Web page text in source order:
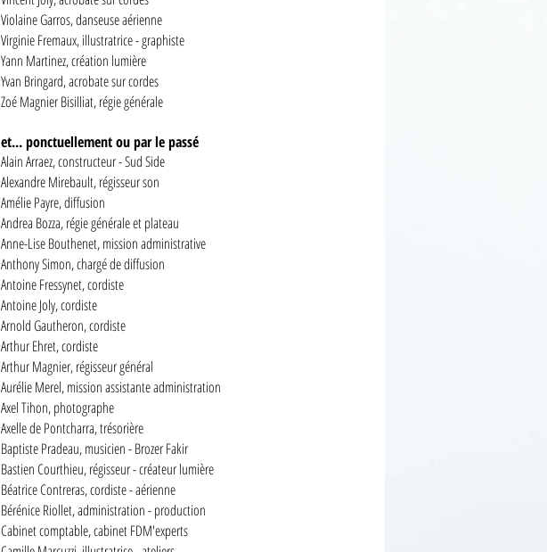
Violaine Garros, danseuse aérienne
Virginie Fremaux, illustratrice - graphiste
Yann Martinez, création lumière
Yvan Bringard, acrobate sur cordes
Zoé Magnier Bisilliat, régie générale
et... ponctuellement ou par le passé
Alain Arraez, constructeur - Sud Side
Alexandre Mirebault, régisseur son
Amélie Payre, diffusion
Andrea Bozza, régie générale et plateau
Anne-Lise Bouthenet, mission administrative
Anthony Simon, chargé de diffusion
Antoine Fressynet, cordiste
Antoine Joly, cordiste
Arnold Gautheron, cordiste
Arthur Ehret, cordiste
Arthur Magnier, régisseur général
Aurélie Merel, mission assistante administration
Axel Tihon, photographe
Axelle de Pontcharra, trésorière
Baptiste Pradeau, musicien - Brozer Fakir
Bastien Courthieu, régisseur - créateur lumière
Béatrice Contreras, cordiste - aérienne
Bérénice Riollet, administration - production
​Cabinet comptable, cabinet FDM'experts